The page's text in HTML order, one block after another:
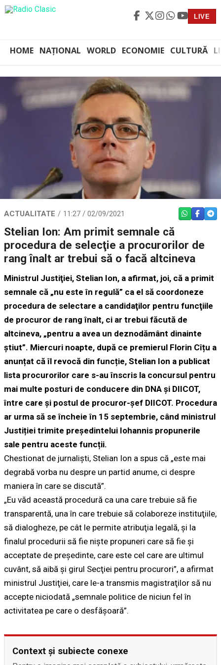
LIVE
HOME NAȚIONAL WORLD ECONOMIE CULTURĂ
ACTUALITATE 11:27 / 02/09/2021 WHATSAPP
Stelian Ion: Am primit semnale că
procedura de selecţie a procurorilor de
rang înalt ar trebui să o facă altcineva
Ministrul Justiţiei, Stelian Ion, a afirmat, joi, că a primit
semnale că „nu este în regulă” ca el să coordoneze
procedura de selectare a candidaţilor pentru funcţiile
de procuror de rang înalt, ci ar trebui făcută de
altcineva, „pentru a avea un deznodământ dinainte
ştiut”. Miercuri noapte, după ce premierul Florin Cîțu a
anunțat că îl revocă din funcție, Stelian Ion a publicat
lista procurorilor care s-au înscris la concursul pentru
mai multe posturi de conducere din DNA și DIICOT,
între care și postul de procuror-șef DIICOT. Procedura
ar urma să se încheie în 15 septembrie, când ministrul
Justiției trimite președintelui Iohannis propunerile
sale pentru aceste funcții.
Chestionat de jurnaliști, Stelian Ion a spus că „este mai
degrabă vorba nu despre un partid anume, ci despre
maniera în care se discută”.
„Eu văd această procedură ca una care trebuie să fie
transparentă, una în care trebuie să colaboreze instituţiile,
să dialogheze, pe cât le permite atribuţia legală, şi la
finalul procedurii să fie nişte propuneri care să fie şi
acceptate de preşedinte, care este cel care are ultimul
cuvânt, să aibă şi girul Secţiei pentru procurori”, a afirmat
ministrul Justiţiei, care le-a transmis magistraţilor să nu
accepte niciodată „semnale politice de niciun fel în
activitatea pe care o desfăşoară”.
Context și subiecte conexe